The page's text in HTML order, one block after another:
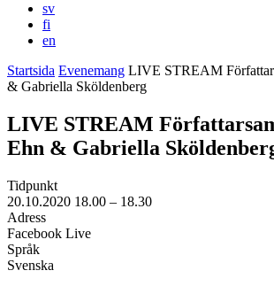
sv
fi
en
Startsida Evenemang LIVE STREAM
& Gabriella Sköldenberg
LIVE STREAM
Ehn & Gabriella
Tidpunkt
20.10.2020 18.00 – 18.30
Adress
Facebook Live
Språk
Svenska